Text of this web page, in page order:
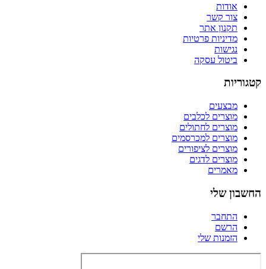
אודות
צור קשר
תקנון אתר
מדיניות פרטיות
נגישות
ביטול עסקה
קטגוריות
מבצעים
מוצרים לכלבים
מוצרים לחתולים
מוצרים למכרסמים
מוצרים לציפורים
מוצרים לדגים
מאמרים
החשבון שלי
התחבר
הרשם
הזמנות שלי